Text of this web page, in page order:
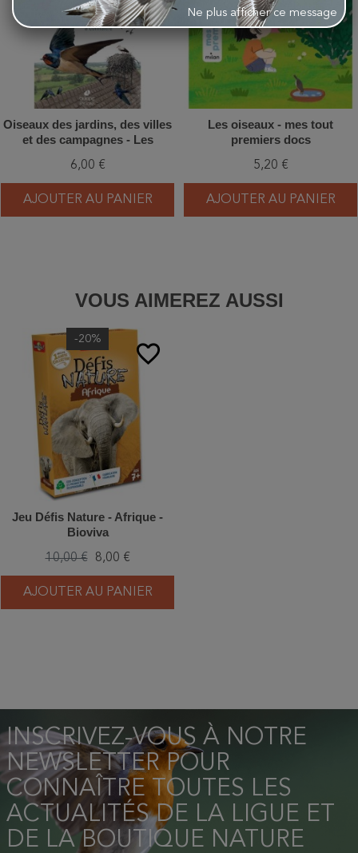
Oiseaux des jardins, des villes
et des campagnes - Les
6,00 €
AJOUTER AU PANIER
Les oiseaux - mes tout
premiers docs
5,20 €
AJOUTER AU PANIER
VOUS AIMEREZ AUSSI
favorite_border
-20%
Jeu Défis Nature - Afrique -
Bioviva
10,00 € 8,00 €
AJOUTER AU PANIER
INSCRIVEZ-VOUS À NOTRE
NEWSLETTER POUR
CONNAÎTRE TOUTES LES
ACTUALITÉS DE LA LIGUE ET
DE LA BOUTIQUE NATURE
Ne plus afficher ce message